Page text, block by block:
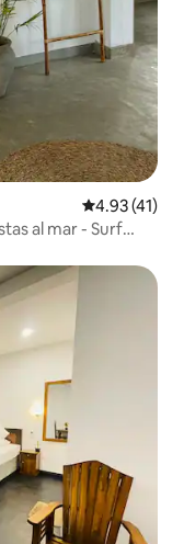
Calificación
4.93 (41)
al mar - Surf